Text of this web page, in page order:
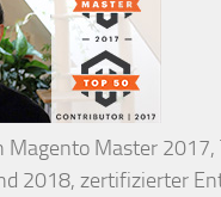
Magento Master 2017,
2018, zertifizierter